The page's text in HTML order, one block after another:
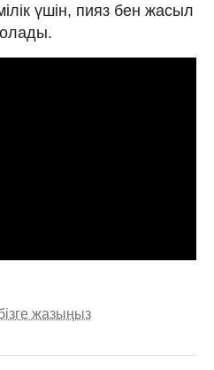
үшін, пияз бен жасыл
жазыңыз